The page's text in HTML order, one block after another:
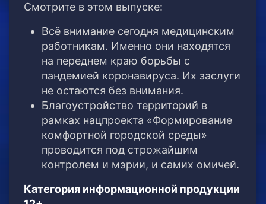
Смотрите в этом выпуске:
Всё внимание сегодня медицинским
работникам. Именно они находятся
на переднем краю борьбы с
пандемией коронавируса. Их заслуги
не остаются без внимания.
Благоустройство территорий в
рамках нацпроекта «Формирование
комфортной городской среды»
проводится под строжайшим
контролем и мэрии, и самих омичей.
Категория информационной продукции